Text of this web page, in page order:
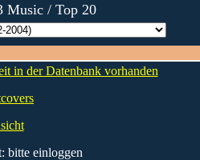
Music / Top 20
in der Datenbank vorhanden
bitte einloggen